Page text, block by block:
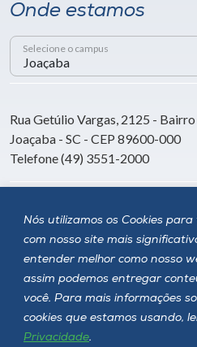
Nós utilizamos os Cookies
com nosso site mais
entender melhor como nosso
assim podemos entregar
você. Para mais informações
cookies que estamos usando,
Privacidade.
Onde estamos
Selecione o campus
Rua Getúlio Vargas, 2125 -
Joaçaba - SC - CEP 89600-000
Telefone (49) 3551-2000
Siga a Unoesc